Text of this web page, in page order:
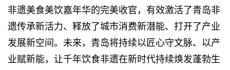
非遗美食美饮嘉年华的完美收官，有效激活了青岛非
遗传承新活力、释放了城市消费新潜能、打开了产业
发展新空间。未来，青岛将持续以匠心守文脉、以产
业赋新能，让千年饮食非遗在新时代持续焕发蓬勃生